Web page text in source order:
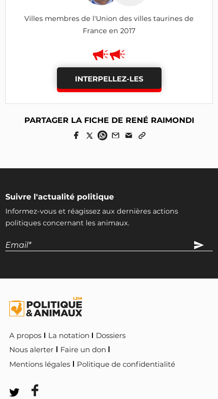
Villes membres de l'Union des villes taurines de
France en 2017
INTERPELLEZ-LES
PARTAGER LA FICHE DE RENÉ RAIMONDI
Suivre l'actualité politique
Informez-vous et réagissez aux dernières actions
politiques concernant les animaux.
A propos La notation
Dossiers
Nous alerter
Faire un don
Mentions légales
Politique de confidentialité